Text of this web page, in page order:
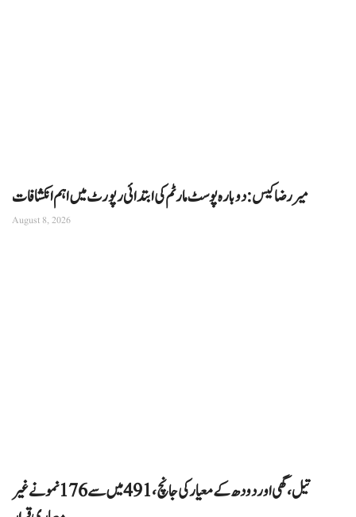
میر رضا کیس: دوبارہ پوسٹ مارٹم کی ابتدائی رپورٹ میں اہم انکشافات
August 8, 2026
تیل، گھی اور دودھ کے معیار کی جانچ، 491 میں سے 176 نمونے غیر